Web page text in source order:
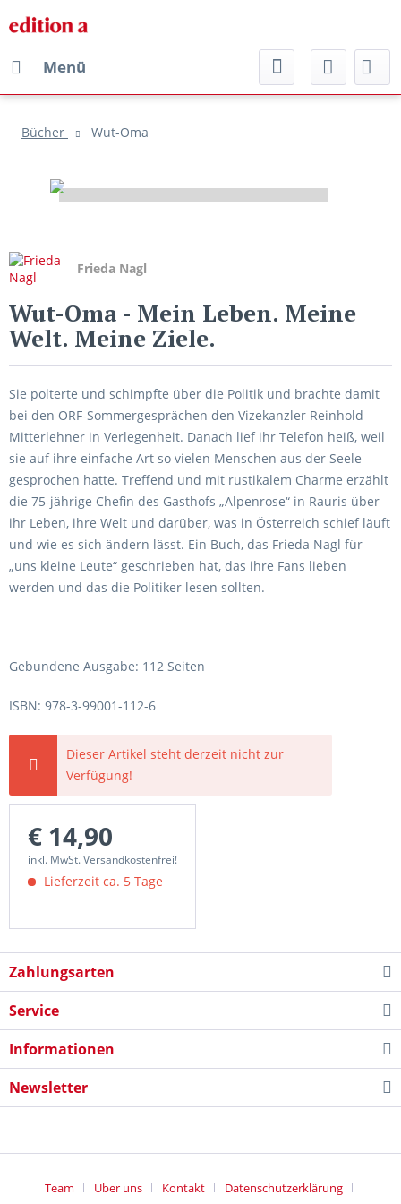
Menü
Bücher Wut-Oma
Frieda Nagl
Wut-Oma - Mein Leben. Meine
Welt. Meine Ziele.
Sie polterte und schimpfte über die Politik und brachte damit
bei den ORF-Sommergesprächen den Vizekanzler Reinhold
Mitterlehner in Verlegenheit. Danach lief ihr Telefon heiß, weil
sie auf ihre einfache Art so vielen Menschen aus der Seele
gesprochen hatte. Treffend und mit rustikalem Charme erzählt
die 75-jährige Chefin des Gasthofs „Alpenrose“ in Rauris über
ihr Leben, ihre Welt und darüber, was in Österreich schief läuft
und wie es sich ändern lässt. Ein Buch, das Frieda Nagl für
„uns kleine Leute“ geschrieben hat, das ihre Fans lieben
werden und das die Politiker lesen sollten.
Gebundene Ausgabe: 112 Seiten
ISBN: 978-3-99001-112-6
Dieser Artikel steht derzeit nicht zur
Verfügung!
€ 14,90
inkl. MwSt. Versandkostenfrei!
Lieferzeit ca. 5 Tage
Zahlungsarten
Service
Informationen
Newsletter
Team Über uns Kontakt Datenschutzerklärung